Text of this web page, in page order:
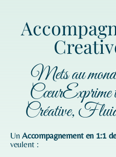
Mets au
Créative,
UnAccompagnement en 1:1
veulent :